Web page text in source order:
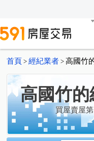
首頁 > 經紀業者 > 高國竹
高國竹
買屋賣屋